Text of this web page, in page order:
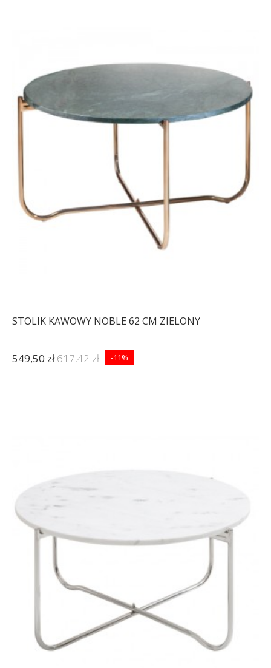
STOLIK KAWOWY NOBLE 62 CM ZIELONY
549,50 zł617,42 zł -11%